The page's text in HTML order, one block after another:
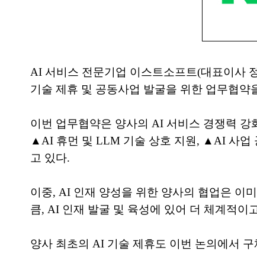
AI 서비스 전문기업 이스트소프트(대표이사
기술 제휴 및 공동사업 발굴을 위한 업무협약
이번 업무협약은 양사의 AI 서비스 경쟁력
▲AI 휴먼 및 LLM 기술 상호 지원, ▲AI 사업
고 있다.
이중, AI 인재 양성을 위한 양사의 협업은 이
큼, AI 인재 발굴 및 육성에 있어 더 체계적이
양사 최초의 AI 기술 제휴도 이번 논의에서